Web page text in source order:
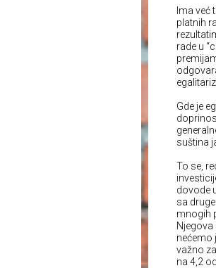
Ima
platnih
rade u
Gde je
suština
To se,
dovode
sa
mnogih
nećemo
važno
na 4,2